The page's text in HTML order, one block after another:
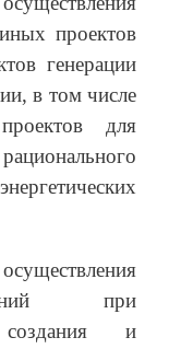
проектов
генерации
в том числе
для
при
создания и